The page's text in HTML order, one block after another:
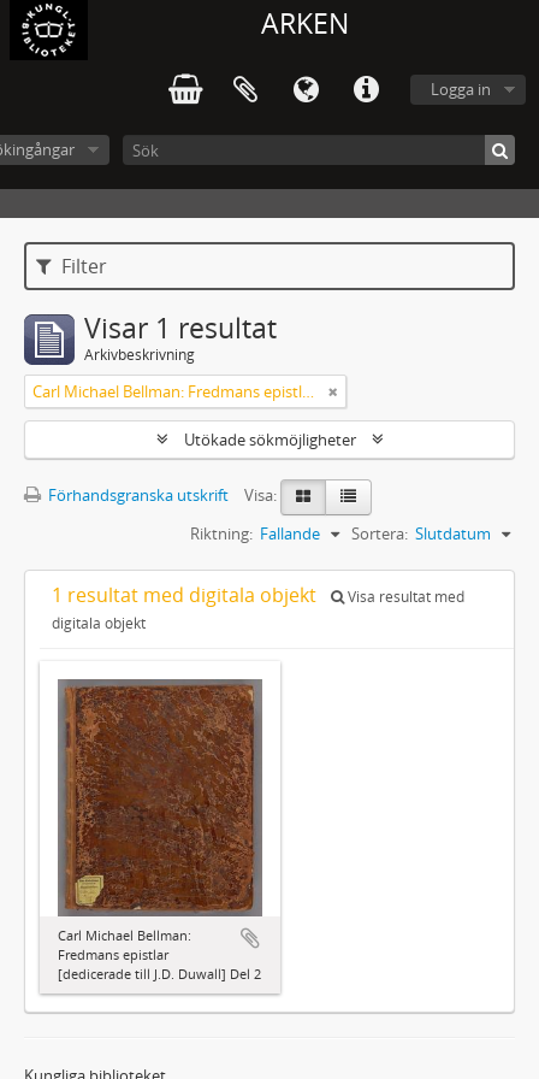
ARKEN
Logga in
Filter
Visar 1 resultat
Arkivbeskrivning
Carl Michael Bellman: Fredmans epistlar [dedicerade till J.D. Duwall] Del 2
Utökade sökmöjligheter
Förhandsgranska utskrift
Visa:
Sortera: Slutdatum
Riktning: Fallande
1 resultat med digitala objekt
Visa resultat med
digitala objekt
Carl Michael Bellman:
Fredmans epistlar
[dedicerade till J.D. Duwall] Del 2